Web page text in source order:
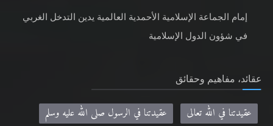
إمام الجماعة الإسلامية الأحمدية العالمية يدين التدخل الغربي
في شؤون الدول الإسلامية
عقائد، مفاهيم وحقائق
عقيدتنا في الله تعالى عقيدتنا في الرسول صلى الله عليه وسلم